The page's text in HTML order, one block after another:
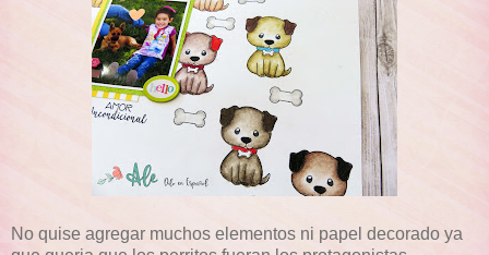
No quise agregar muchos elementos ni papel decorado ya